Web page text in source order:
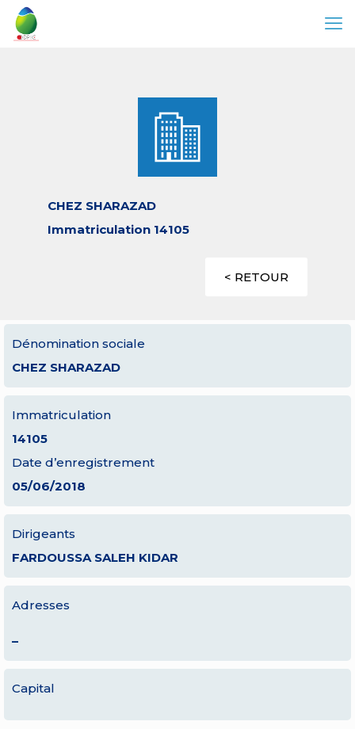
CHEZ SHARAZAD
Immatriculation 14105
< RETOUR
Dénomination sociale
CHEZ SHARAZAD
Immatriculation
14105
Date d’enregistrement
05/06/2018
Dirigeants
FARDOUSSA SALEH KIDAR
Adresses
–
Capital